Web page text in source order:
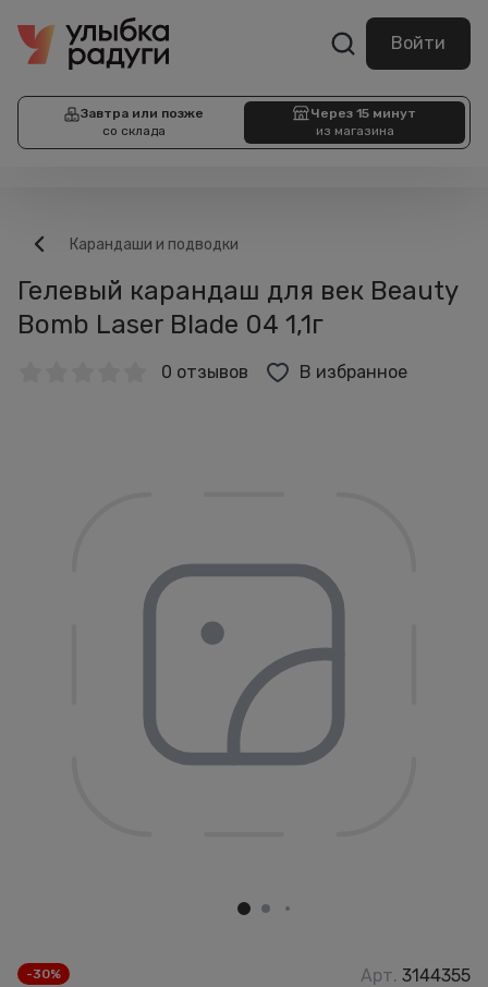
Войти
Завтра или позже
со склада
Через 15 минут
из магазина
Карандаши и подводки
Гелевый карандаш для век Beauty
Bomb Laser Blade 04 1,1г
0 отзывов В избранное
-30% Арт. 3144355